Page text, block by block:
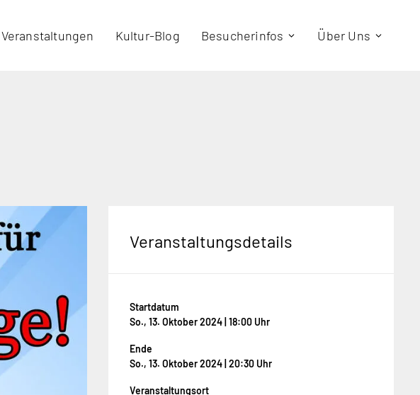
Veranstaltungen Kultur-Blog Besucherinfos Über Uns
Veranstaltungsdetails
Startdatum
So., 13. Oktober 2024 | 18:00 Uhr
Ende
So., 13. Oktober 2024 | 20:30 Uhr
Veranstaltungsort